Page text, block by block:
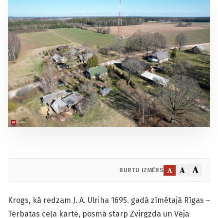
BURTU IZMĒRS A A A
Krogs, kā redzam J. A. Ulriha 1695. gadā zīmētajā Rīgas –
Tērbatas ceļa kartē, posmā starp Zvirgzda un Vēja